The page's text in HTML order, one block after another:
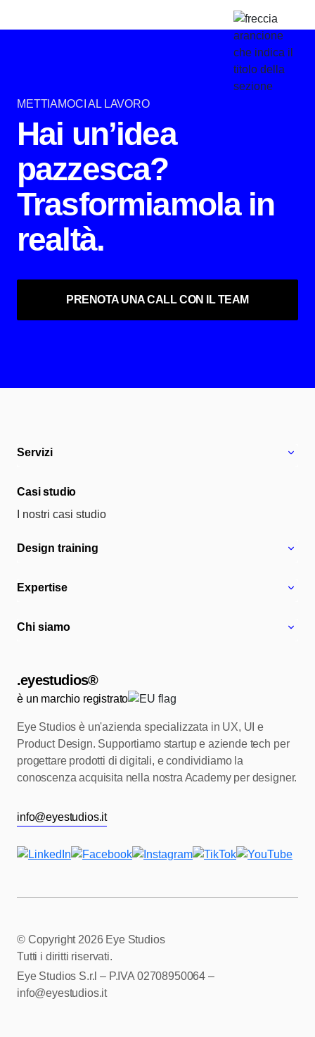
METTIAMOCI AL LAVORO
Hai un’idea
pazzesca?
Trasformiamola in
realtà.
PRENOTA UNA CALL CON IL TEAM
Servizi
Casi studio
I nostri casi studio
Design training
Expertise
Chi siamo
.eyestudios®
è un marchio registrato
Eye Studios è un'azienda specializzata in UX, UI e
Product Design. Supportiamo startup e aziende tech per
progettare prodotti di digitali, e condividiamola
conoscenza acquisita nella nostra Academy per designer.
info@eyestudios.it
© Copyright 2026 Eye Studios
Tutti i diritti riservati.
Eye Studios S.r.l – P.IVA 02708950064 –
info@eyestudios.it